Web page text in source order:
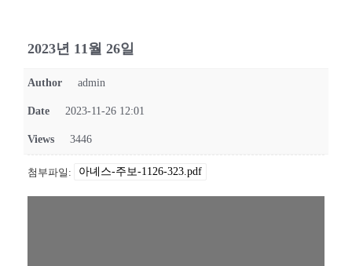
2023년 11월 26일
Author admin
Date 2023-11-26 12:01
Views 3446
첨부파일: 아녜스-주보-1126-323.pdf